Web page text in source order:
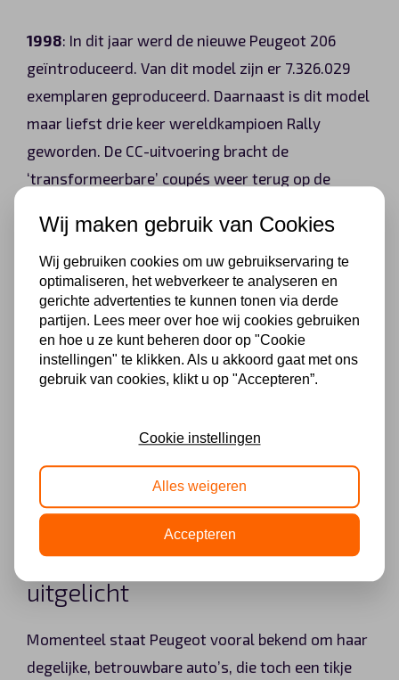
1998: In dit jaar werd de nieuwe Peugeot 206
geïntroduceerd. Van dit model zijn er 7.326.029
exemplaren geproduceerd. Daarnaast is dit model
maar liefst drie keer wereldkampioen Rally
geworden. De CC-uitvoering bracht de
‘transformeerbare’ coupés weer terug op de
2016 : De Peugeot 3008 werd geïntroduceerd.
Direct geroemd om zijn stijl, zijn interieurdesign
en zijn prestaties. In 2017 werd het model
verkozen tot Auto van het Jaar.
Peugeot leasen
Peugeot nieuwe modellen
uitgelicht
Momenteel staat Peugeot vooral bekend om haar
degelijke, betrouwbare auto’s, die toch een tikje
Wij maken gebruik van Cookies
Wij gebruiken cookies om uw gebruikservaring te
optimaliseren, het webverkeer te analyseren en
gerichte advertenties te kunnen tonen via derde
partijen. Lees meer over hoe wij cookies gebruiken
en hoe u ze kunt beheren door op "Cookie
instellingen" te klikken. Als u akkoord gaat met ons
gebruik van cookies, klikt u op "Accepteren”.
Cookie instellingen
Alles weigeren
Accepteren